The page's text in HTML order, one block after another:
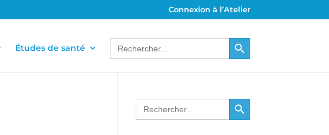
Connexion à l’Atelier
Études de santé
Search
for:
Search Button
Search
for:
Search Button